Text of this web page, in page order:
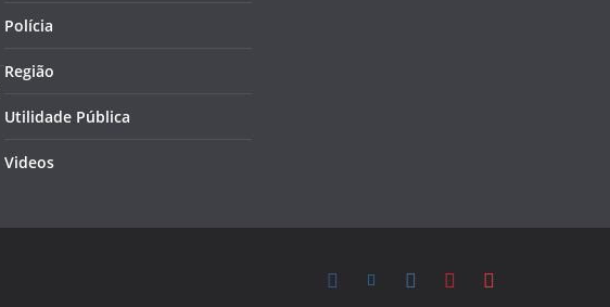
Polícia
Região
Utilidade Pública
Videos